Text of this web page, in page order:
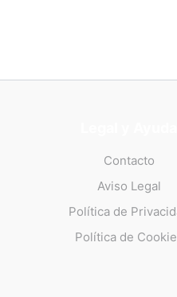
Contacto
Aviso Legal
Política de
Política de